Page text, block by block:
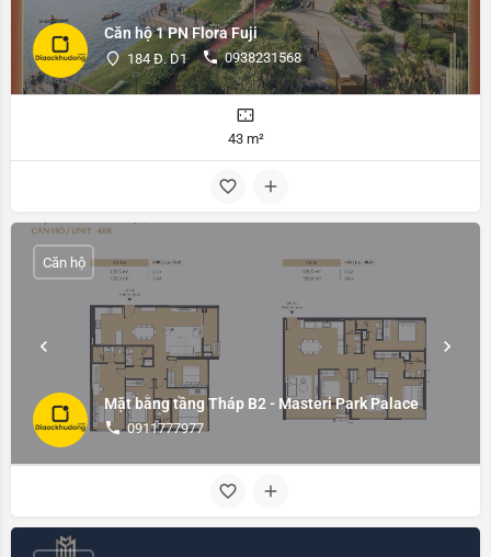
Căn hộ 1 PN Flora Fuji
184 Đ. D1 0938231568
43 m²
Mặt bằng tầng Tháp B2 - Masteri Park Palace
0911777977
Căn hộ